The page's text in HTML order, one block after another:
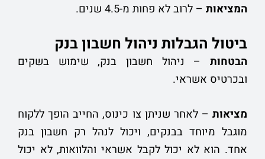
המציאות – לרוב לא פחות מ-4.5 שנים.
ביטול הגבלות ניהול חשבון בנק
הבטחות – ניהול חשבון בנק, שימוש בשקים
ובכרטיס אשראי.
מציאות – לאחר שניתן צו כינוס, החייב הופך ללקוח
מוגבל מיוחד בבנקים, ויכול לנהל רק חשבון בנק
אחד. הוא לא יכול לקבל אשראי והלוואות, לא יכול